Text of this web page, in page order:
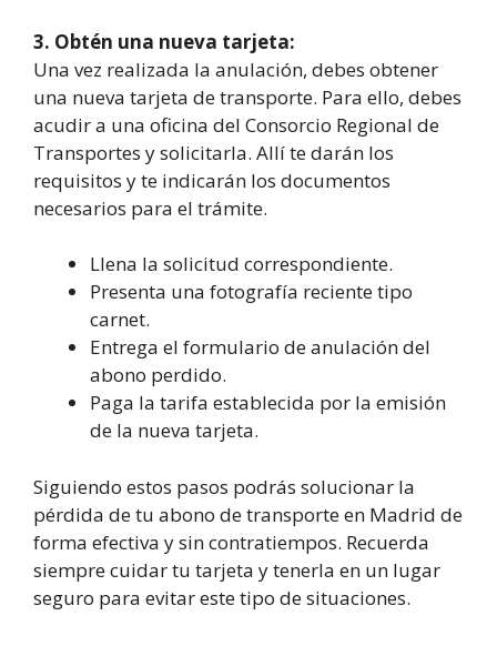
3. Obtén una nueva tarjeta:
Una vez realizada la anulación, debes obtener
una nueva tarjeta de transporte. Para ello, debes
acudir a una oficina del Consorcio Regional de
Transportes y solicitarla. Allí te darán los
requisitos y te indicarán los documentos
necesarios para el trámite.
Llena la solicitud correspondiente.
Presenta una fotografía reciente tipo
carnet.
Entrega el formulario de anulación del
abono perdido.
Paga la tarifa establecida por la emisión
de la nueva tarjeta.
Siguiendo estos pasos podrás solucionar la
pérdida de tu abono de transporte en Madrid de
forma efectiva y sin contratiempos. Recuerda
siempre cuidar tu tarjeta y tenerla en un lugar
seguro para evitar este tipo de situaciones.